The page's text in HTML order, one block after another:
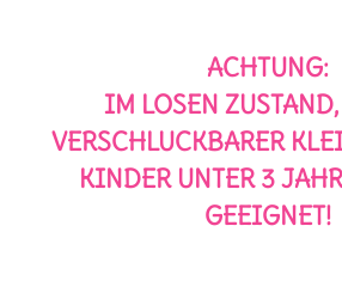
ACHTUNG:
IM LOSEN
VERSCHLUCKBARER
KINDER UNTER 3
GEEIGNET!